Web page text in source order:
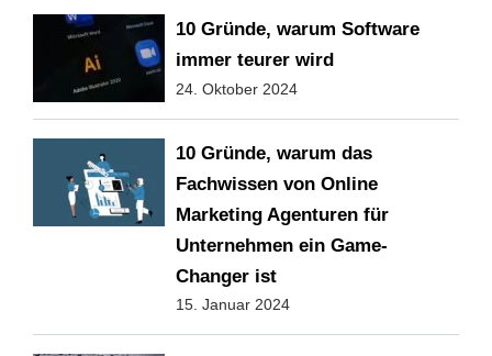
10 Gründe, warum Software
immer teurer wird
24. Oktober 2024
10 Gründe, warum das
Fachwissen von Online
Marketing Agenturen für
Unternehmen ein Game-
Changer ist
15. Januar 2024